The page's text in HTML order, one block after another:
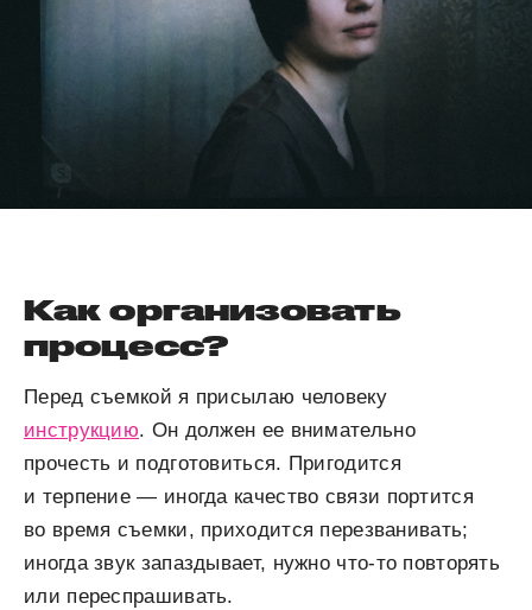
Как организовать
процесс?
Перед съемкой я присылаю человеку
инструкцию. Он должен ее внимательно
прочесть и подготовиться. Пригодится
и терпение — иногда качество связи портится
во время съемки, приходится перезванивать;
иногда звук запаздывает, нужно что-то повторять
или переспрашивать.